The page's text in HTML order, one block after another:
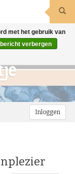
Inloggen
met het gebruik van
verbergen